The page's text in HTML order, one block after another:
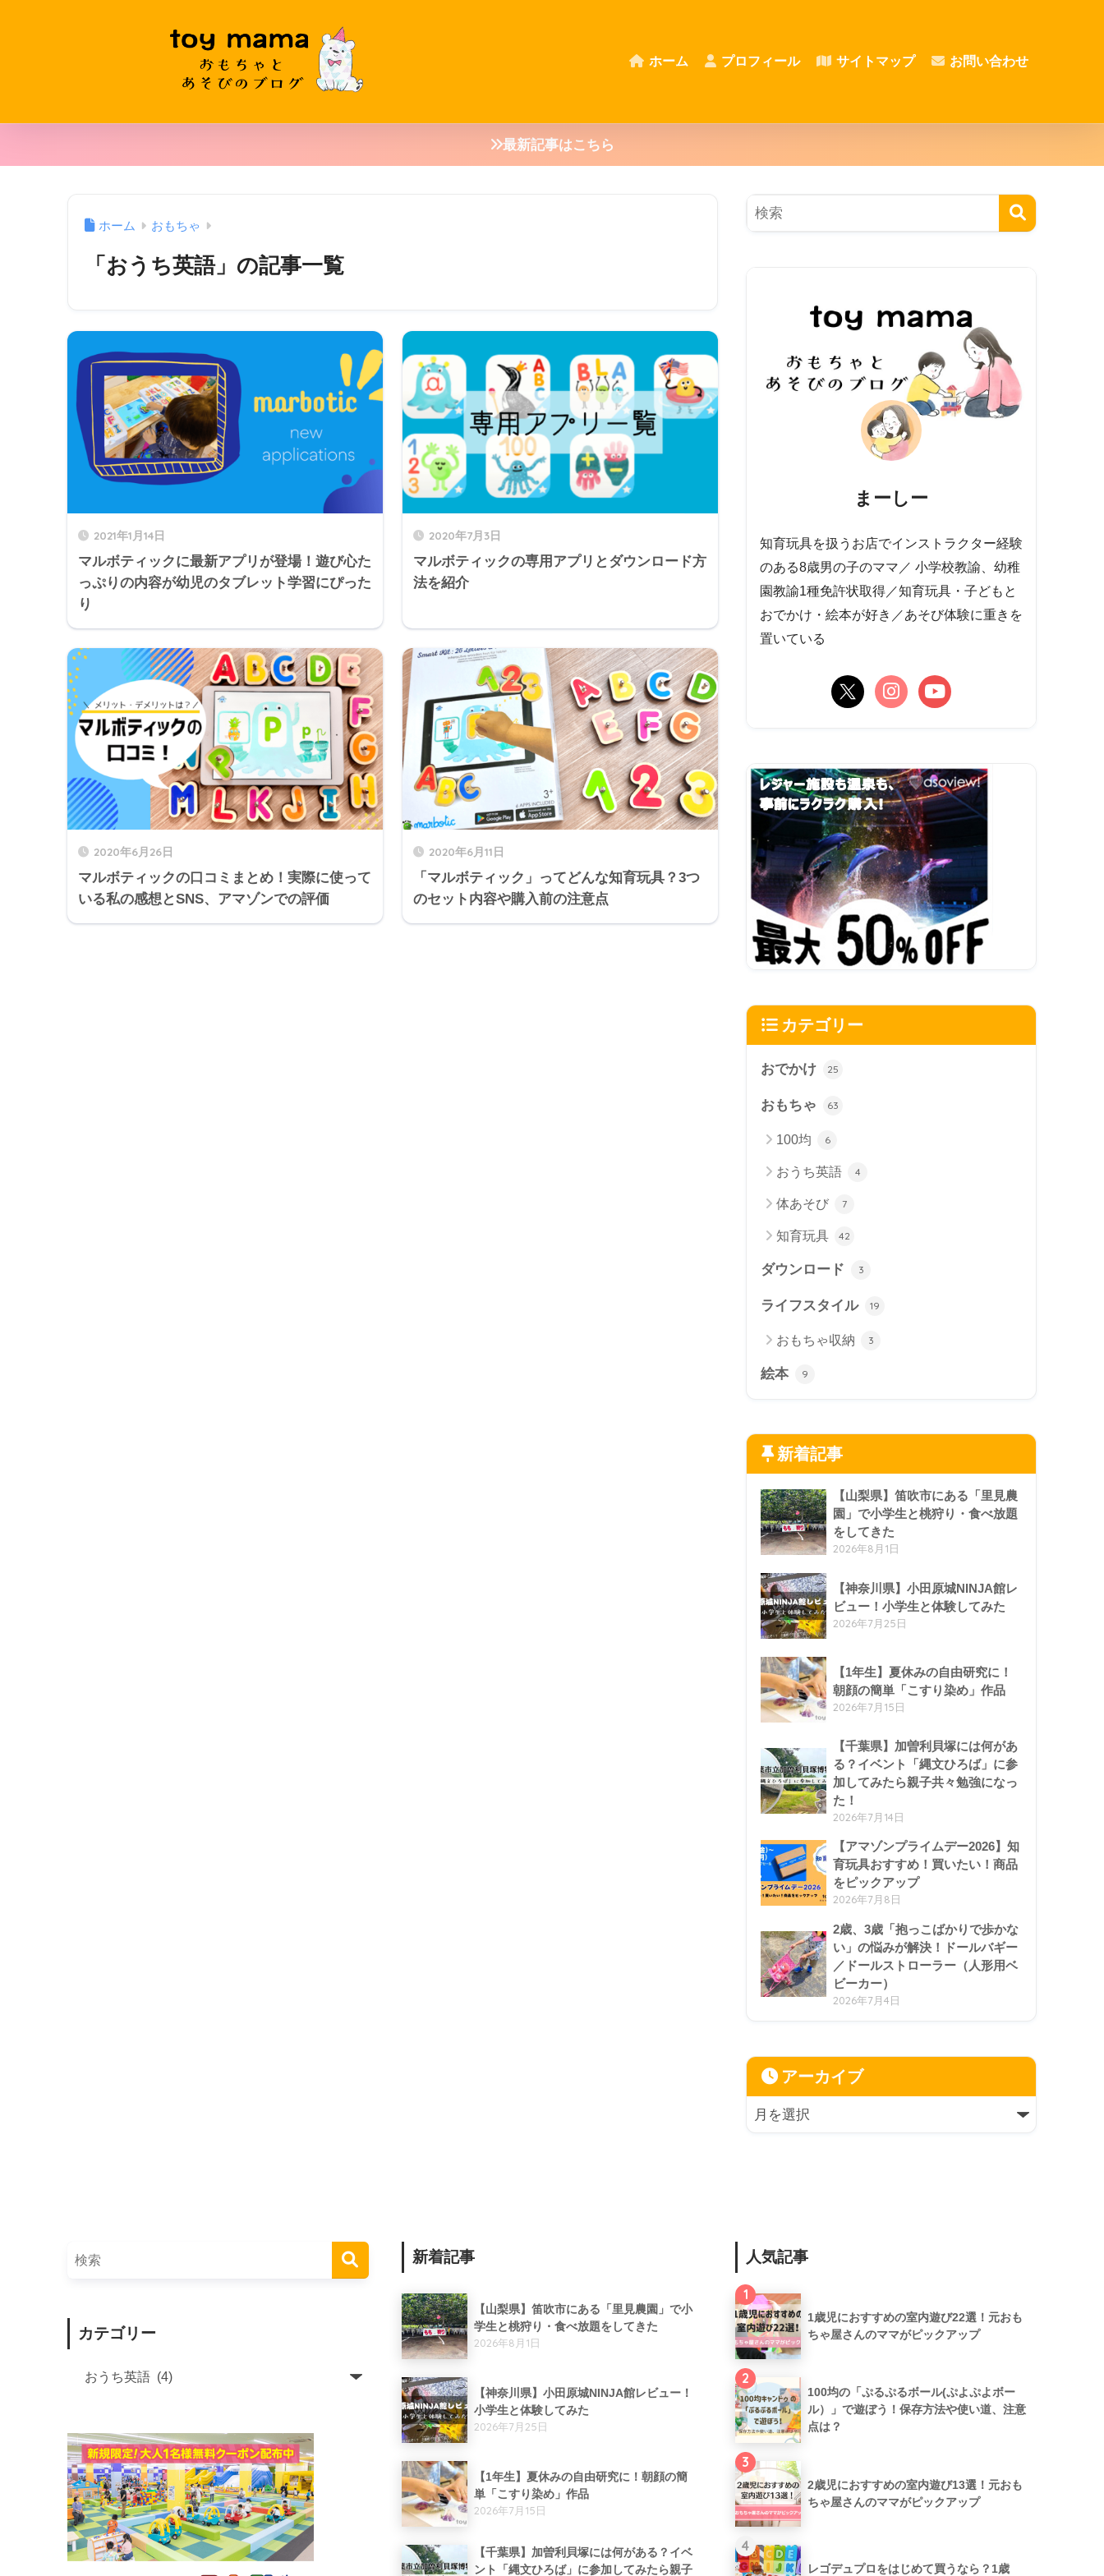
ホーム プロフィール サイトマップ お問い合わせ
最新記事はこちら
ホーム おもちゃ
「おうち英語」の記事一覧
2021年1月14日
マルボティックに最新アプリが登場！遊び心た
っぷりの内容が幼児のタブレット学習にぴった
り
2020年7月3日
マルボティックの専用アプリとダウンロード方
法を紹介
2020年6月26日
マルボティックの口コミまとめ！実際に使って
いる私の感想とSNS、アマゾンでの評価
2020年6月11日
「マルボティック」ってどんな知育玩具？3つ
のセット内容や購入前の注意点
まーしー
知育玩具を扱うお店でインストラクター経験
のある8歳男の子のママ／ 小学校教諭、幼稚
園教諭1種免許状取得／知育玩具・子どもと
おでかけ・絵本が好き／あそび体験に重きを
置いている
カテゴリー
おでかけ 25
おもちゃ 63
100均 6
おうち英語 4
体あそび 7
知育玩具 42
ダウンロード 3
ライフスタイル 19
おもちゃ収納 3
絵本 9
新着記事
【山梨県】笛吹市にある「里見農
園」で小学生と桃狩り・食べ放題
をしてきた
2026年8月1日
【神奈川県】小田原城NINJA館レ
ビュー！小学生と体験してみた
2026年7月25日
【1年生】夏休みの自由研究に！
朝顔の簡単「こすり染め」作品
2026年7月15日
【千葉県】加曽利貝塚には何があ
る？イベント「縄文ひろば」に参
加してみたら親子共々勉強になっ
た！
2026年7月14日
【アマゾンプライムデー2026】知
育玩具おすすめ！買いたい！商品
をピックアップ
2026年7月8日
2歳、3歳「抱っこばかりで歩かな
い」の悩みが解決！ドールバギー
／ドールストローラー（人形用ベ
ビーカー）
2026年7月4日
アーカイブ
カテゴリー
新着記事
【山梨県】笛吹市にある「里見農園」で小
学生と桃狩り・食べ放題をしてきた
2026年8月1日
【神奈川県】小田原城NINJA館レビュー！
小学生と体験してみた
2026年7月25日
【1年生】夏休みの自由研究に！朝顔の簡
単「こすり染め」作品
2026年7月15日
【千葉県】加曽利貝塚には何がある？イベ
ント「縄文ひろば」に参加してみたら親子
人気記事
1
1歳児におすすめの室内遊び22選！元おも
ちゃ屋さんのママがピックアップ
2
100均の「ぷるぷるボール(ぷよぷよボー
ル）」で遊ぼう！保存方法や使い道、注意
点は？
3
2歳児におすすめの室内遊び13選！元おも
ちゃ屋さんのママがピックアップ
4
レゴデュプロをはじめて買うなら？1歳